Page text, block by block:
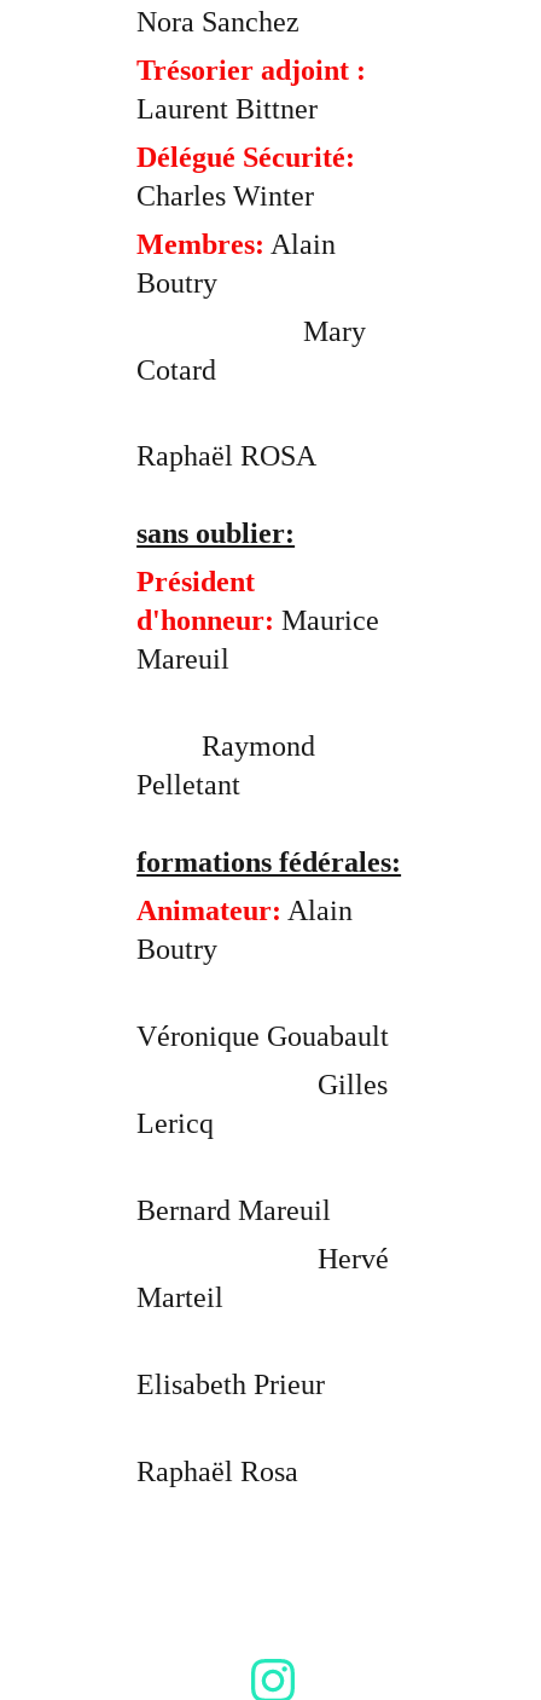
Nora Sanchez
Trésorier adjoint :
Laurent Bittner
Délégué Sécurité:
Charles Winter
Membres: Alain
Boutry
                       Mary
Cotard
Raphaël ROSA
sans oublier:
Président
d'honneur: Maurice
Mareuil
         Raymond
Pelletant
formations fédérales:
Animateur: Alain
Boutry
Véronique Gouabault
Lericq
Bernard Mareuil
                         Hervé
Marteil
Elisabeth Prieur
Raphaël Rosa